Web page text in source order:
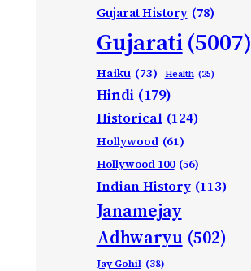
Gujarat History (78)
Gujarati(5007)
Haiku (73) Health (25)
Hindi (179)
Historical (124)
Hollywood (61)
Hollywood 100 (56)
Indian History (113)
Janamejay
Adhwaryu (502)
Jay Gohil (38)